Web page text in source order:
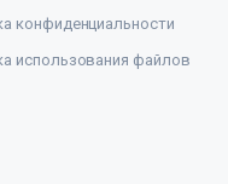
конфиденциальности
использования файлов